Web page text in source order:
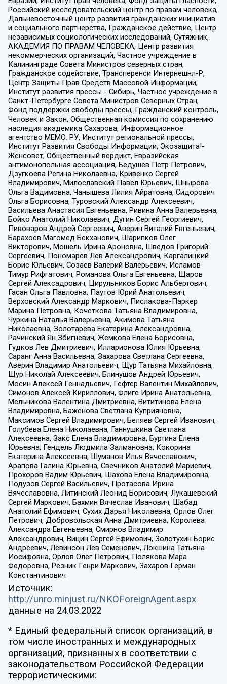
Российский исследовательский центр по правам человека,
Дальневосточный центр развития гражданских инициатив
и социального партнерства, Гражданское действие, Центр
независимых социологических исследований, Сутяжник,
АКАДЕМИЯ ПО ПРАВАМ ЧЕЛОВЕКА, Центр развития
некоммерческих организаций, Частное учреждение в
Калининграде Совета Министров северных стран,
Гражданское содействие, Трансперенси Интернешнл-Р,
Центр Защиты Прав Средств Массовой Информации,
Институт развития прессы - Сибирь, Частное учреждение в
Санкт-Петербурге Совета Министров Северных Стран,
Фонд поддержки свободы прессы, Гражданский контроль,
Человек и Закон, Общественная комиссия по сохранению
наследия академика Сахарова, Информационное
агентство МЕМО. РУ, Институт региональной прессы,
Институт Развития Свободы Информации, Экозащита!-
Женсовет, Общественный вердикт, Евразийская
антимонопольная ассоциация, Бедушев Петр Петрович,
Дзугкоева Регина Николаевна, Кривенко Сергей
Владимирович, Милославский Павел Юрьевич, Шнырова
Ольга Вадимовна, Чанышева Лилия Айратовна, Сидорович
Ольга Борисовна, Туровский Александр Алексеевич,
Васильева Анастасия Евгеньевна, Ривина Анна Валерьевна,
Бойко Анатолий Николаевич, Дугин Сергей Георгиевич,
Пивоваров Андрей Сергеевич, Аверин Виталий Евгеньевич,
Барахоев Магомед Бекханович, Шарипков Олег
Викторович, Мошель Ирина Ароновна, Шведов Григорий
Сергеевич, Пономарев Лев Александрович, Каргалицкий
Борис Юльевич, Созаев Валерий Валерьевич, Исламов
Тимур Рифгатович, Романова Ольга Евгеньевна, Щаров
Сергей Алексадрович, Цирульников Борис Альбертович,
Гасан Ольга Павловна, Паутов Юрий Анатольевич,
Верховский Александр Маркович, Пислакова-Паркер
Марина Петровна, Кочеткова Татьяна Владимировна,
Чуркина Наталья Валерьевна, Акимова Татьяна
Николаевна, Золотарева Екатерина Александровна,
Рачинский Ян Збигневич, Жемкова Елена Борисовна,
Гудков Лев Дмитриевич, Илларионова Юлия Юрьевна,
Саранг Анна Васильевна, Захарова Светлана Сергеевна,
Аверин Владимир Анатольевич, Щур Татьяна Михайловна,
Щур Николай Алексеевич, Блинушов Андрей Юрьевич,
Мосин Алексей Геннадьевич, Гефтер Валентин Михайлович,
Симонов Алексей Кириллович, Флиге Ирина Анатольевна,
Мельникова Валентина Дмитриевна, Вититинова Елена
Владимировна, Баженова Светлана Куприяновна,
Максимов Сергей Владимирович, Беляев Сергей Иванович,
Голубева Елена Николаевна, Ганнушкина Светлана
Алексеевна, Закс Елена Владимировна, Буртина Елена
Юрьевна, Гендель Людмила Залмановна, Кокорина
Екатерина Алексеевна, Шуманов Илья Вячеславович,
Арапова Галина Юрьевна, Свечников Анатолий Мариевич,
Прохоров Вадим Юрьевич, Шахова Елена Владимировна,
Подузов Сергей Васильевич, Протасова Ирина
Вячеславовна, Литинский Леонид Борисович, Лукашевский
Сергей Маркович, Бахмин Вячеслав Иванович, Шабад
Анатолий Ефимович, Сухих Дарья Николаевна, Орлов Олег
Петрович, Добровольская Анна Дмитриевна, Королева
Александра Евгеньевна, Смирнов Владимир
Александрович, Вицин Сергей Ефимович, Золотухин Борис
Андреевич, Левинсон Лев Семенович, Локшина Татьяна
Иосифовна, Орлов Олег Петрович, Полякова Мара
Федоровна, Резник Генри Маркович, Захаров Герман
Константинович
Источник:
http://unro.minjust.ru/NKOForeignAgent.aspx
данные на 24.03.2022
* Единый федеральный список организаций, в
том числе иностранных и международных
организаций, признанных в соответствии с
законодательством Российской Федерации
террористическими: